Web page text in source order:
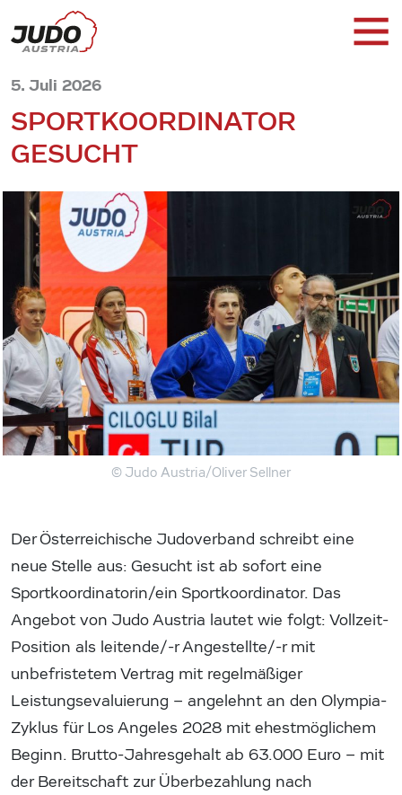
5. Juli 2026
SPORTKOORDINATOR
GESUCHT
© Judo Austria/Oliver Sellner
Der Österreichische Judoverband schreibt eine
neue Stelle aus: Gesucht ist ab sofort eine
Sportkoordinatorin/ein Sportkoordinator. Das
Angebot von Judo Austria lautet wie folgt: Vollzeit-
Position als leitende/-r Angestellte/-r mit
unbefristetem Vertrag mit regelmäßiger
Leistungsevaluierung – angelehnt an den Olympia-
Zyklus für Los Angeles 2028 mit ehestmöglichem
Beginn. Brutto-Jahresgehalt ab 63.000 Euro – mit
der Bereitschaft zur Überbezahlung nach